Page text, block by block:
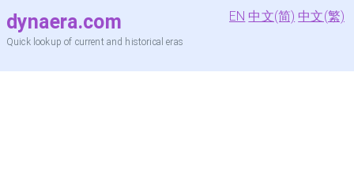
dynaera.com
Quick lookup of current and historical eras
EN 中文(简) 中文(繁)